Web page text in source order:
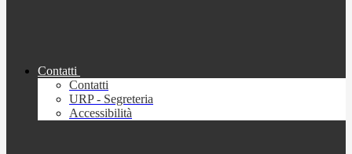
Contatti
Contatti
URP - Segreteria
Accessibilità